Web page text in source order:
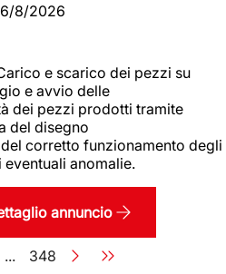
6/8/2026
e scarico dei pezzi su
e avvio delle
dei pezzi prodotti tramite
del disegno
corretto funzionamento degli
anomalie.
annuncio
... Pagina
348